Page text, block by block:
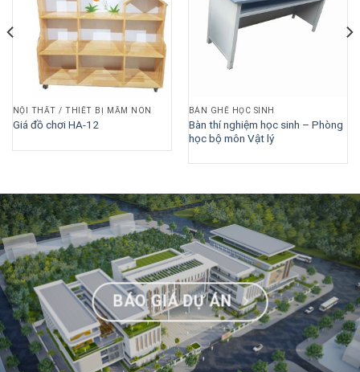
NỘI THẤT / THIẾT BỊ MẦM NON
Giá đồ chơi HA-12
BÀN GHẾ HỌC SINH
Bàn thí nghiệm học sinh – Phòng
học bộ môn Vật lý
BÁO GIÁ DỰ ÁN